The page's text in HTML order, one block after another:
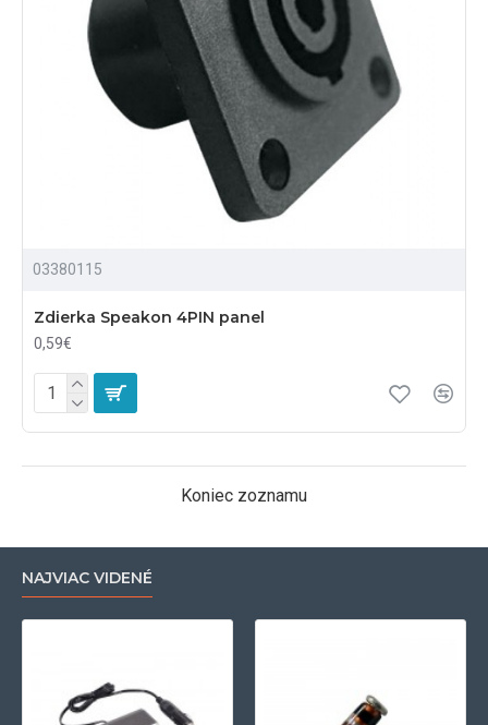
03380115
Zdierka Speakon 4PIN panel
0,59€
Koniec zoznamu
NAJVIAC VIDENÉ